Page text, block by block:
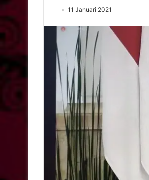
11 Januari 2021